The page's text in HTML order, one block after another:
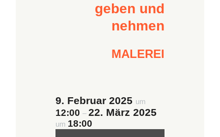
geben und
nehmen
MALEREI
9. Februar 2025 um
12:00 – 22. März 2025
um 18:00